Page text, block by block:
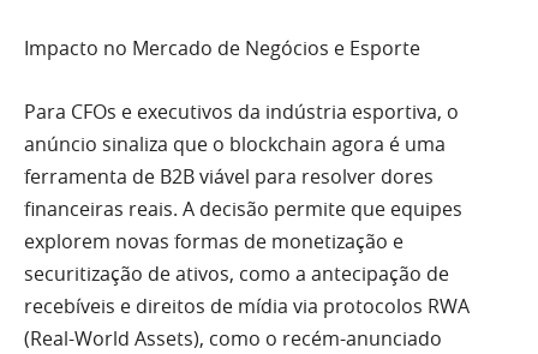
Impacto no Mercado de Negócios e Esporte
Para CFOs e executivos da indústria esportiva, o
anúncio sinaliza que o blockchain agora é uma
ferramenta de B2B viável para resolver dores
financeiras reais. A decisão permite que equipes
explorem novas formas de monetização e
securitização de ativos, como a antecipação de
recebíveis e direitos de mídia via protocolos RWA
(Real-World Assets), como o recém-anunciado